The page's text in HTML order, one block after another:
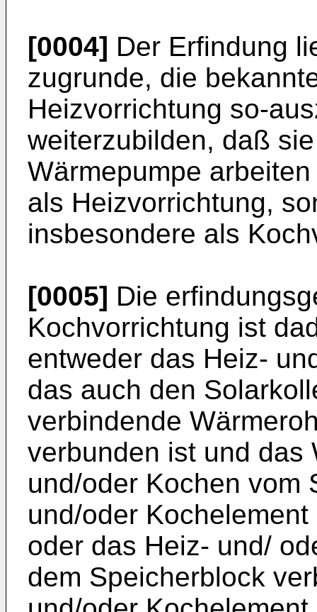
[0004] Der Erfindung
zugrunde, die
Heizvorrichtung so-
weiterzubilden, daß
Wärmepumpe
als Heizvorrichtung,
insbesondere als
[0005] Die
Kochvorrichtung ist
entweder das Heiz-
das auch den
verbindende
verbunden ist und das
und/oder Kochen vom
und/oder
oder das Heiz- und/
dem Speicherblock